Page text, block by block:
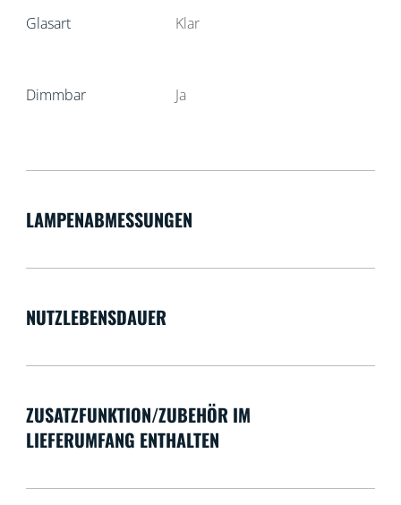
Glasart Klar
Dimmbar Ja
LAMPENABMESSUNGEN
NUTZLEBENSDAUER
ZUSATZFUNKTION/ZUBEHÖR IM
LIEFERUMFANG ENTHALTEN